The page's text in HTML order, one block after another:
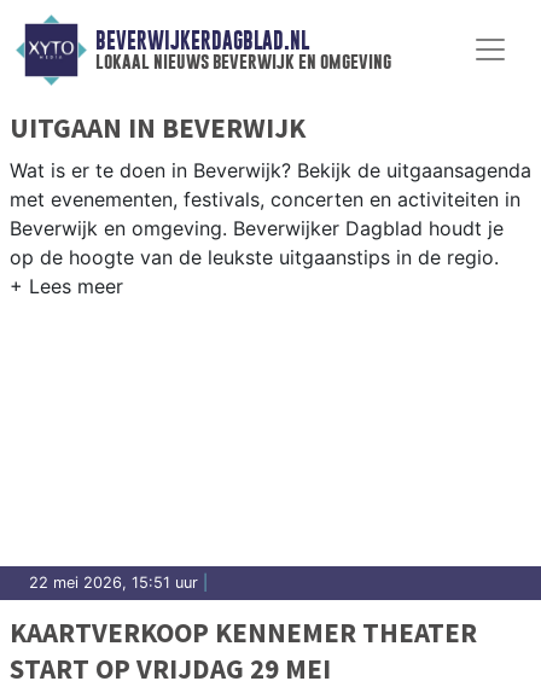
BEVERWIJKERDAGBLAD.NL
lokaal nieuws beverwijk en omgeving
UITGAAN IN BEVERWIJK
Wat is er te doen in Beverwijk? Bekijk de uitgaansagenda
met evenementen, festivals, concerten en activiteiten in
Beverwijk en omgeving. Beverwijker Dagblad houdt je
op de hoogte van de leukste uitgaanstips in de regio.
22 mei 2026, 15:51 uur
KAARTVERKOOP KENNEMER THEATER
START OP VRIJDAG 29 MEI